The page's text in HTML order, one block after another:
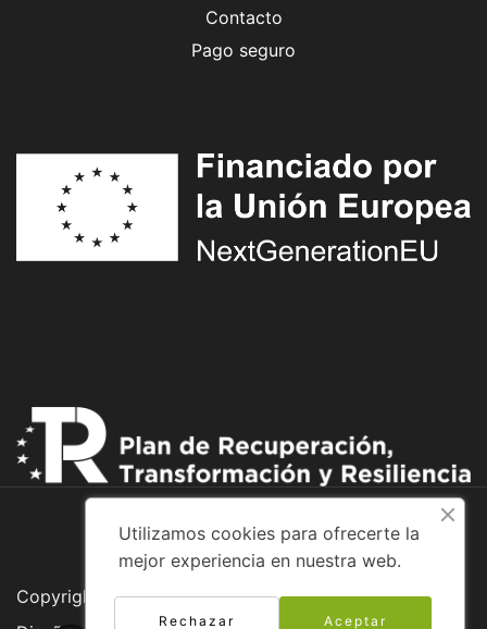
Contacto
Pago seguro
Copyright © 2026 Adventure Bike
Utilizamos cookies para ofrecerte la
mejor experiencia en nuestra web.
Aceptar
Rechazar